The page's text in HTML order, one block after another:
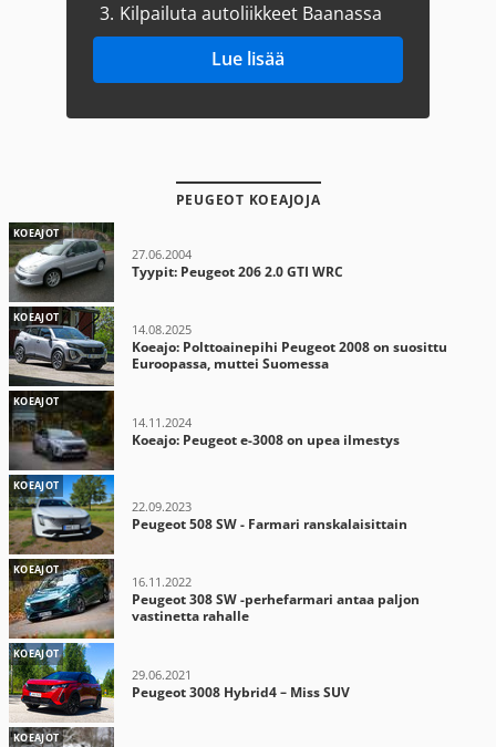
3. Kilpailuta autoliikkeet Baanassa
Lue lisää
PEUGEOT KOEAJOJA
KOEAJOT
27.06.2004
Tyypit: Peugeot 206 2.0 GTI WRC
KOEAJOT
14.08.2025
Koeajo: Polttoainepihi Peugeot 2008 on suosittu
Euroopassa, muttei Suomessa
KOEAJOT
14.11.2024
Koeajo: Peugeot e-3008 on upea ilmestys
KOEAJOT
22.09.2023
Peugeot 508 SW - Farmari ranskalaisittain
KOEAJOT
16.11.2022
Peugeot 308 SW -perhefarmari antaa paljon
vastinetta rahalle
KOEAJOT
29.06.2021
Peugeot 3008 Hybrid4 – Miss SUV
KOEAJOT